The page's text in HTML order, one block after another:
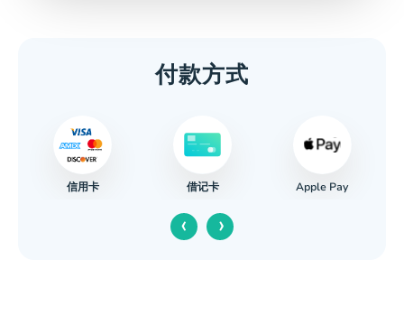
付款方式
信用卡 借记卡 Apple Pay
‹ ›